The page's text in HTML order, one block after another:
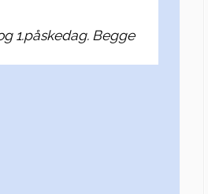
1.påskedag. Begge